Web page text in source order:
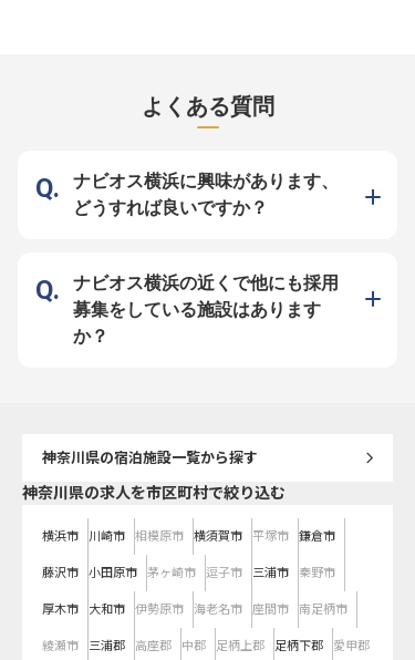
ンセルに丁寧に対応し、快適な旅の
始まりを演出する大切な役割です。
感じていただけます。 あなたの細
やかな気配りが、お客様の笑顔に繋
がるやりがいのあるお仕事です。
ーー【成長を支える環境と充実の福
もちろん、各種研修制度や社員表彰
制度を通じて、あなたの成長を全力
でサポート。 国内外のマリオット
グループホテル割引制度や社員食堂
も利用でき、日々の生活も豊かに彩
られます。 年間休日115日とプライ
確に捉え、期待を超える感動を提供
することがあなたの使命です。 国
内外から訪れるお客様に、忘れられ
リティ精神を存分に発揮してくださ
い。 チームと連携し、最高のサー
ビスを届けるやりがいを実感できる
でしょう。 ーー【成長を支える環
制度や社員表彰制度を通じて、あな
たのスキルアップとモチベーション
向上を後押し。 国内外のグループ
ホテル割引制度など、充実した福利
よくある質問
ナビオス横浜に興味があります、
どうすれば良いですか？
ナビオス横浜の近くで他にも採用
募集をしている施設はあります
か？
神奈川県の宿泊施設一覧から探す
神奈川県の求人を市区町村で絞り込む
横浜市 川崎市 相模原市 横須賀市 平塚市 鎌倉市
藤沢市 小田原市 茅ヶ崎市 逗子市 三浦市 秦野市
厚木市 大和市 伊勢原市 海老名市 座間市 南足柄市
綾瀬市 三浦郡 高座郡 中郡 足柄上郡 足柄下郡 愛甲郡